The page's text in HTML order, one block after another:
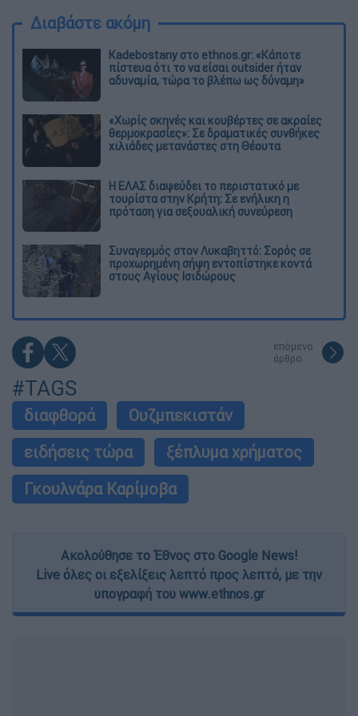
Διαβάστε ακόμη
Kadebostany στο ethnos.gr: «Κάποτε
πίστευα ότι το να είσαι outsider ήταν
αδυναμία, τώρα το βλέπω ως δύναμη»
«Χωρίς σκηνές και κουβέρτες σε ακραίες
θερμοκρασίες»: Σε δραματικές συνθήκες
χιλιάδες μετανάστες στη Θέουτα
Η ΕΛΑΣ διαψεύδει το περιστατικό με
τουρίστα στην Κρήτη: Σε ενήλικη η
πρόταση για σεξουαλική συνεύρεση
Συναγερμός στον Λυκαβηττό: Σορός σε
προχωρημένη σήψη εντοπίστηκε κοντά
στους Αγίους Ισιδώρους
επόμενο
άρθρο
#TAGS
διαφθορά
Ουζμπεκιστάν
ειδήσεις τώρα
ξέπλυμα χρήματος
Γκουλνάρα Καρίμοβα
Ακολούθησε το Έθνος στο Google News!
Live όλες οι εξελίξεις λεπτό προς λεπτό, με την
υπογραφή του www.ethnos.gr